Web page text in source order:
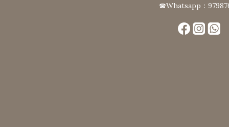
☎Whatsapp：